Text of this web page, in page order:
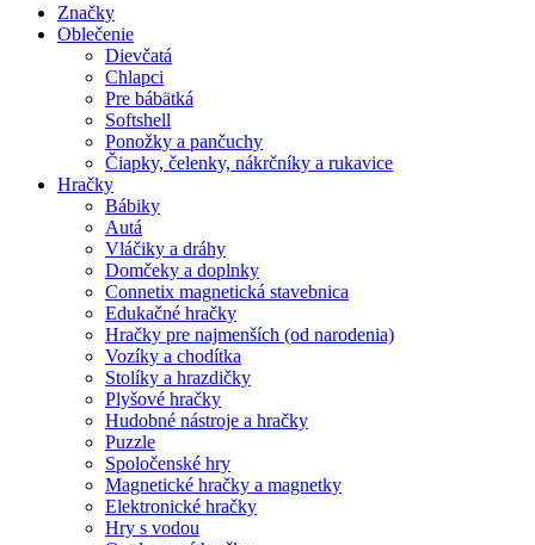
Značky
Oblečenie
Dievčatá
Chlapci
Pre bábätká
Softshell
Ponožky a pančuchy
Čiapky, čelenky, nákrčníky a rukavice
Hračky
Bábiky
Autá
Vláčiky a dráhy
Domčeky a doplnky
Connetix magnetická stavebnica
Edukačné hračky
Hračky pre najmenších (od narodenia)
Vozíky a chodítka
Stolíky a hrazdičky
Plyšové hračky
Hudobné nástroje a hračky
Puzzle
Spoločenské hry
Magnetické hračky a magnetky
Elektronické hračky
Hry s vodou